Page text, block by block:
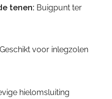
tenen: Buigpunt ter
Geschikt voor inlegzolen
hielomsluiting